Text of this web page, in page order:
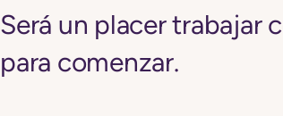
Será un placer trabajar
para comenzar.